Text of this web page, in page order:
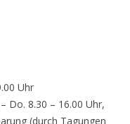
Uhr
Do. 8.30 – 16.00 Uhr,
(durch Tagungen